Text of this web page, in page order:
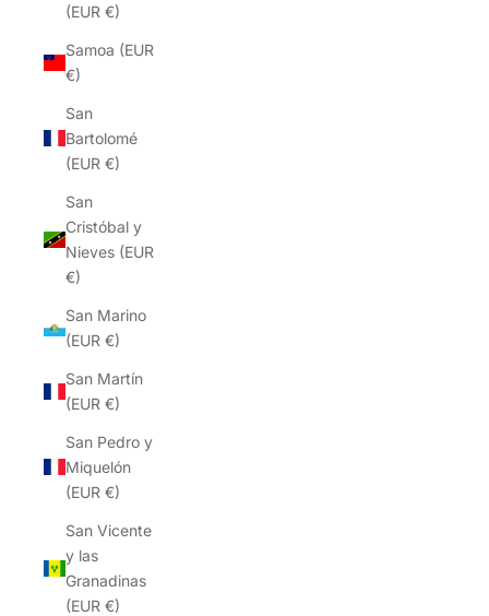
(EUR €)
Samoa (EUR
€)
San
Bartolomé
(EUR €)
San
Cristóbal y
Nieves (EUR
€)
San Marino
(EUR €)
San Martín
(EUR €)
San Pedro y
Miquelón
(EUR €)
San Vicente
y las
Granadinas
(EUR €)